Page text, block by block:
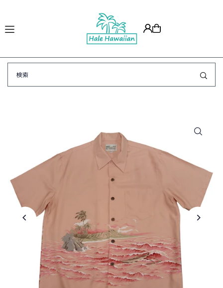
Translation missing: ja.accessibility.skip_to_text